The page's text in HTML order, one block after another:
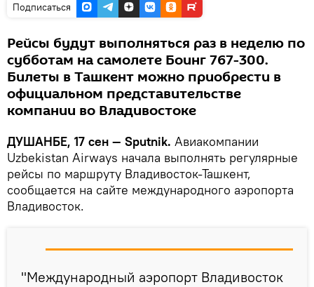
Подписаться
Рейсы будут выполняться раз в неделю по
субботам на самолете Боинг 767-300.
Билеты в Ташкент можно приобрести в
официальном представительстве
компании во Владивостоке
ДУШАНБЕ, 17 сен — Sputnik. Авиакомпании
Uzbekistan Airways начала выполнять регулярные
рейсы по маршруту Владивосток-Ташкент,
сообщается на сайте международного аэропорта
Владивосток.
"Международный аэропорт Владивосток